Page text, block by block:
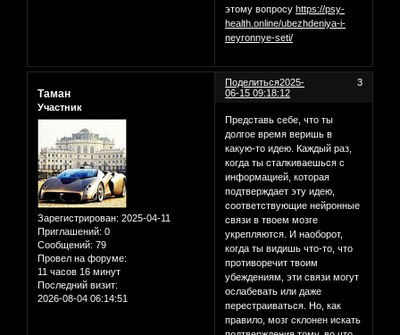
этому вопросу https://psy-
health.online/ubezhdeniya-i-
neyronnye-seti/
Поделиться 3
2025-
06-15 09:18:12
Таман
Участник
Зарегистрирован: 2025-04-11
Приглашений: 0
Сообщений: 79
Провел на форуме:
11 часов 16 минут
Последний визит:
2026-08-04 06:14:51
Представь себе, что ты
долгое время веришь в
какую-то идею. Каждый раз,
когда ты сталкиваешься с
информацией, которая
подтверждает эту идею,
соответствующие нейронные
связи в твоем мозге
укрепляются. И наоборот,
когда ты видишь что-то, что
противоречит твоим
убеждениям, эти связи могут
ослабевать или даже
перестраиваться. Но, как
правило, мозг склонен искать